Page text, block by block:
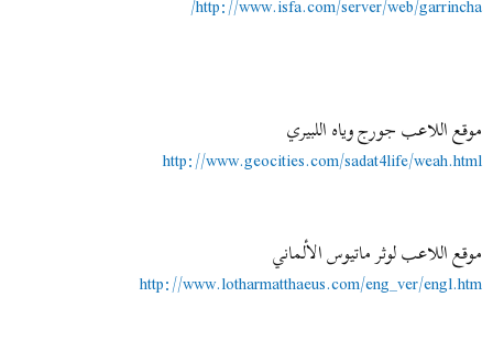
موقع اللاعب جورج وياه اللبيري
http://www.geocities.com/sadat4life/weah.html
موقع اللاعب لوثر ماتيوس الألماني
http://www.lotharmatthaeus.com/eng_ver/engl.htm